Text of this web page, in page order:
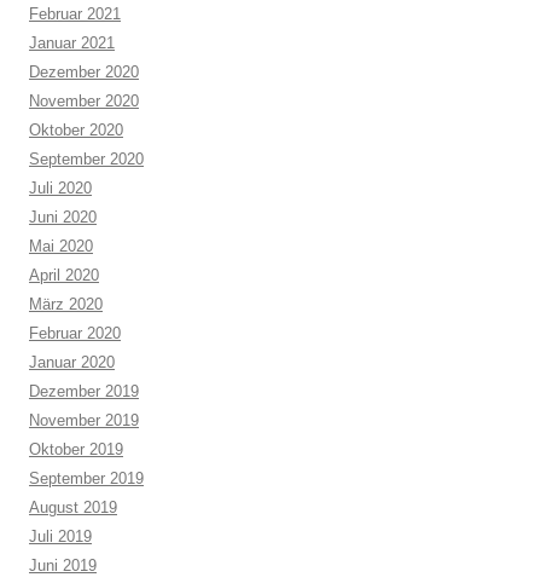
Februar 2021
Januar 2021
Dezember 2020
November 2020
Oktober 2020
September 2020
Juli 2020
Juni 2020
Mai 2020
April 2020
März 2020
Februar 2020
Januar 2020
Dezember 2019
November 2019
Oktober 2019
September 2019
August 2019
Juli 2019
Juni 2019